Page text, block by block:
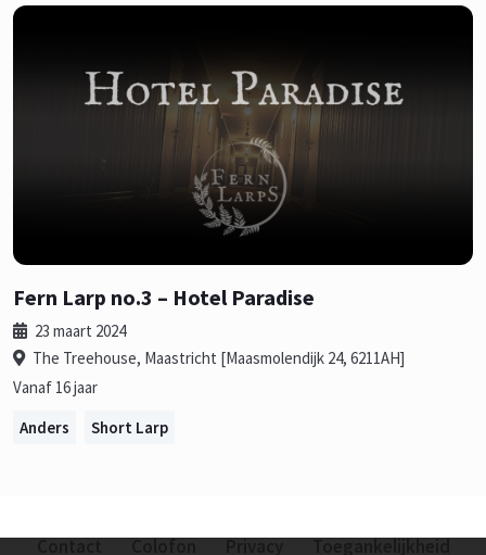
Fern Larp no.3 – Hotel Paradise
23 maart 2024
The Treehouse, Maastricht [Maasmolendijk 24, 6211AH]
Vanaf 16 jaar
Anders
Short Larp
Contact Colofon Privacy Toegankelijkheid